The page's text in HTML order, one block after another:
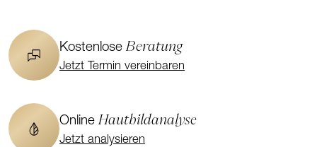
KostenloseBeratung
Jetzt Termin vereinbaren
OnlineHautbildanalyse
Jetzt analysieren